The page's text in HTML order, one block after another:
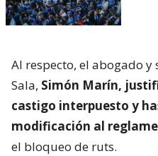
Al respecto, el abogado
Sala, Simón Marín,
castigo interpuesto y
modificación al
el bloqueo de ruts.